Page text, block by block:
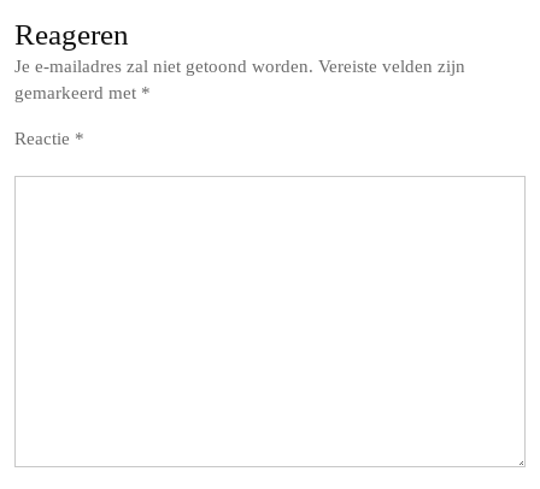
Reageren
Je e-mailadres zal niet getoond worden. Vereiste velden zijn
gemarkeerd met *
Reactie *